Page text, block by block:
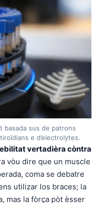
basada sus de patrons
e d’electrolytes.
vertadièra còntra
vòu dire que un muscle
coma se debatre
utilizar los braces; la
mas la fòrça pòt èsser